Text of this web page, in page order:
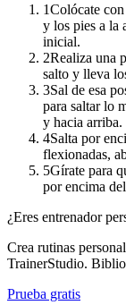
1Colócate
y los pies a la
inicial.
2Realiza una
salto y lleva
3Sal de esa
para saltar lo
y hacia arriba.
4Salta por
flexionadas,
5Gírate para
por encima
¿Eres entrenador
Crea rutinas
TrainerStudio.
Prueba gratis